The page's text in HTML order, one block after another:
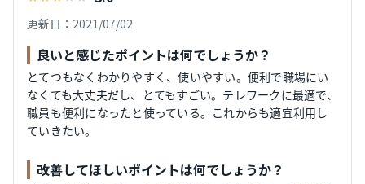
更新日：2021/07/02
良いと感じたポイントは何でしょうか？
とてつもなくわかりやすく、使いやすい。便利で職場にい
なくても大丈夫だし、とてもすごい。テレワークに最適で、
職員も便利になったと使っている。これからも適宜利用し
ていきたい。
改善してほしいポイントは何でしょうか？